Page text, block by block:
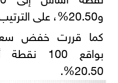
و20.50%، على الترتيب.
كما قررت خفض سعر
بواقع
20.50%.